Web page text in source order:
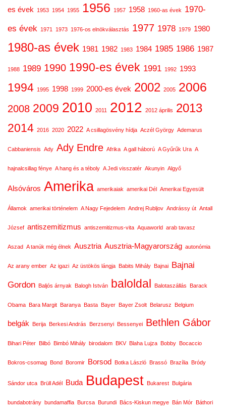
es évek 1953 1954 1955 1956 1957 1958 1960-as évek
1970-
es évek 1971 1973 1976-os elnökválasztás 1977 1978 1979 1980
1980-as évek 1981 1982 1983 1984 1985 1986 1987
1988 1989 1990 1990-es évek 1991 1992 1993
1994 1995 1998 1999 2000-es évek 2002 2005 2006
2008 2009 2010 2011 2012 2012 április 2013
2014 2016 2020 2022 A csillagösvény hídja Aczél György Ademarus
Cabbaniensis Ady Ady Endre Afrika A gall háború A Gyűrűk Ura A
hajnalcsillag fénye A hang és a téboly A Jedi visszatér Akunyin Algyő
Alsóváros Amerika amerikaiak amerikai Dél Amerikai Egyesült
Államok amerikai történelem A Nagy Fejedelem Andrej Rubljov Andrássy út Antall
József antiszemitizmus antiszemitizmus-vita Aquaworld arab tavasz
Aszad A tanúk még élnek Ausztria Ausztria-Magyarország autonómia
Az arany ember Az igazi Az üstökös lángja Babits Mihály Bajnai Bajnai
Gordon Baljós árnyak Balogh István baloldal Balotaszállás Barack
Obama Bara Margit Baranya Basta Bayer Bayer Zsolt Belarusz Belgium
belgák Berija Berkesi András Berzsenyi Bessenyei Bethlen Gábor
Bihari Péter Bilbó Bimbó Mihály birodalom BKV Blaha Lujza Bobby Bocaccio
Bokros-csomag Bond Boromir Borsod Botka László Brassó Brazília Bródy
Sándor utca Brüll Adél Buda Budapest Bukarest Bulgária
bundabotrány bundamaffia Burcsa Burundi Bács-Kiskun megye Bán Mór Báthori